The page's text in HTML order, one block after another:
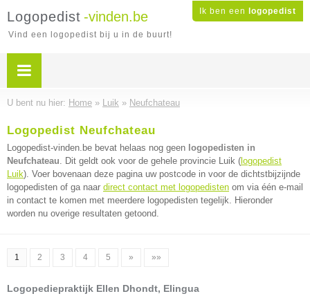
Ik ben een logopedist
Logopedist -vinden.be
Vind een logopedist bij u in de buurt!
U bent nu hier: Home » Luik » Neufchateau
Logopedist Neufchateau
Logopedist-vinden.be bevat helaas nog geen logopedisten in
Neufchateau. Dit geldt ook voor de gehele provincie Luik ( logopedist
Luik). Voer bovenaan deze pagina uw postcode in voor de dichtstbijzijnde
logopedisten of ga naar direct contact met logopedisten om via één e-mail
in contact te komen met meerdere logopedisten tegelijk. Hieronder
worden nu overige resultaten getoond.
1 2 3 4 5 » »»
Logopediepraktijk Ellen Dhondt, Elingua